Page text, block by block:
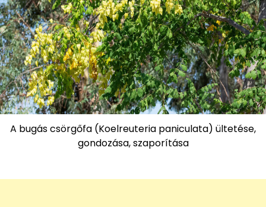
A bugás csörgőfa (Koelreuteria paniculata) ültetése,
gondozása, szaporítása